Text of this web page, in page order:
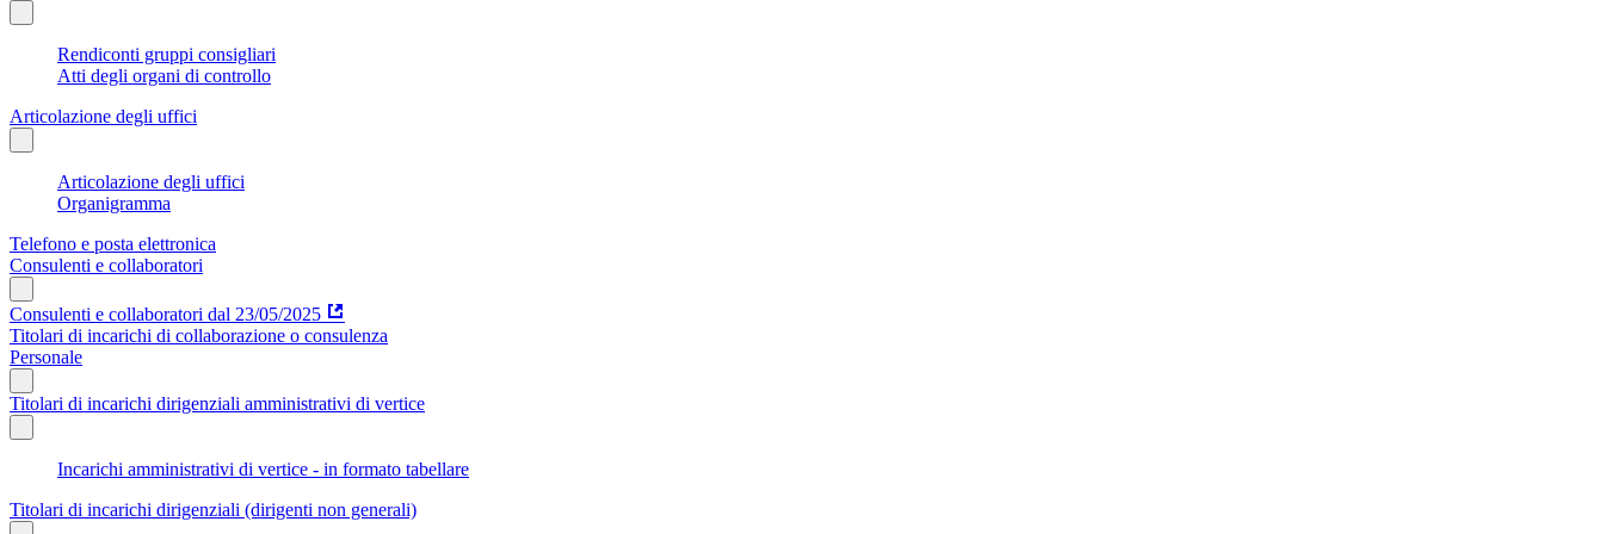
Rendiconti gruppi consigliari
Atti degli organi di controllo
Articolazione degli uffici
Articolazione degli uffici
Organigramma
Telefono e posta elettronica
Consulenti e collaboratori
Consulenti e collaboratori dal 23/05/2025
Titolari di incarichi di collaborazione o consulenza
Personale
Titolari di incarichi dirigenziali amministrativi di vertice
Incarichi amministrativi di vertice - in formato tabellare
Titolari di incarichi dirigenziali (dirigenti non generali)